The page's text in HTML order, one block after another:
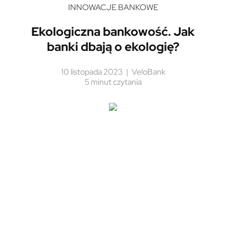
INNOWACJE BANKOWE
Ekologiczna bankowość. Jak
banki dbają o ekologię?
10 listopada 2023
VeloBank
5 minut czytania